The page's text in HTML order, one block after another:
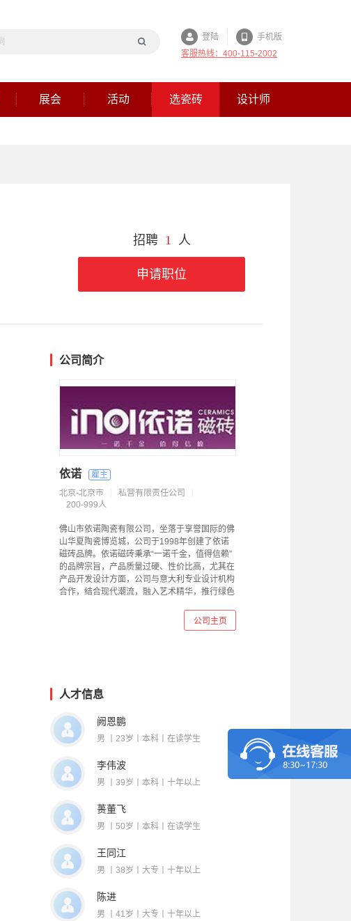
登陆
手机版
客服热线：400-115-2002
展会 活动 选瓷砖 设计师
招聘 1 人
申请职位
公司简介
依诺
北京-北京市
私营有限责任公司
200-999人
佛山市依诺陶瓷有限公司，坐落于享誉国际的佛
山华夏陶瓷博览城，公司于1998年创建了依诺
磁砖品牌。依诺磁砖秉承“一诺千金，值得信赖”
的品牌宗旨，产品质量过硬、性价比高，尤其在
产品开发设计方面，公司与意大利专业设计机构
合作，结合现代潮流，融入艺术精华，推行绿色
公司主页
人才信息
阙恩鹏
男 丨23岁丨本科丨在读学生
李伟波
男 丨39岁丨本科丨十年以上
蒉董飞
男 丨50岁丨本科丨在读学生
王同江
男 丨38岁丨大专丨十年以上
陈进
男 丨41岁丨大专丨十年以上